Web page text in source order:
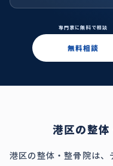
専門家に無料で相談
無料相談
港区の整
港区の整体・整骨院は、